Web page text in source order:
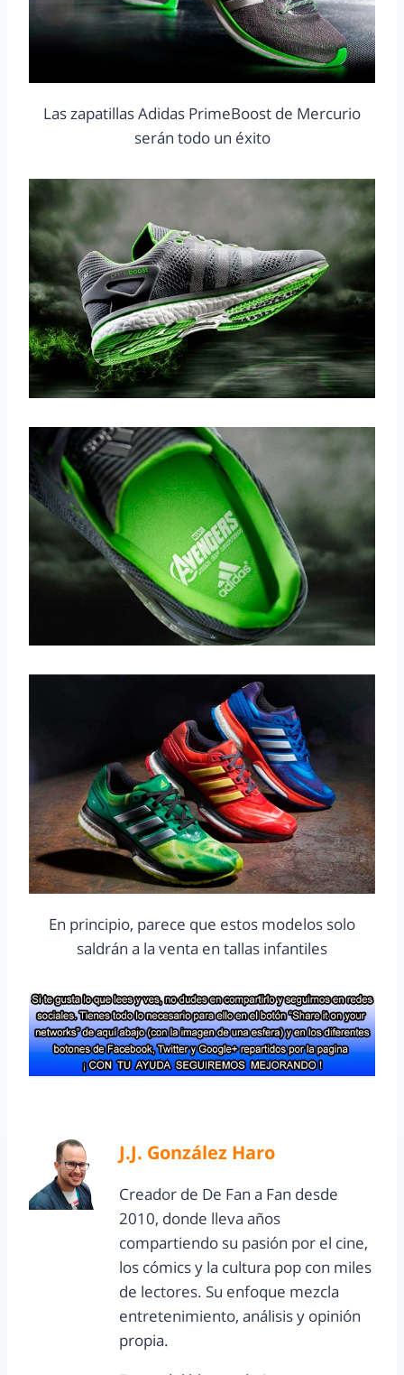
Las zapatillas Adidas PrimeBoost de Mercurio
serán todo un éxito
En principio, parece que estos modelos solo
saldrán a la venta en tallas infantiles
J.J. González Haro
Creador de De Fan a Fan desde
2010, donde lleva años
compartiendo su pasión por el cine,
los cómics y la cultura pop con miles
de lectores. Su enfoque mezcla
entretenimiento, análisis y opinión
propia.